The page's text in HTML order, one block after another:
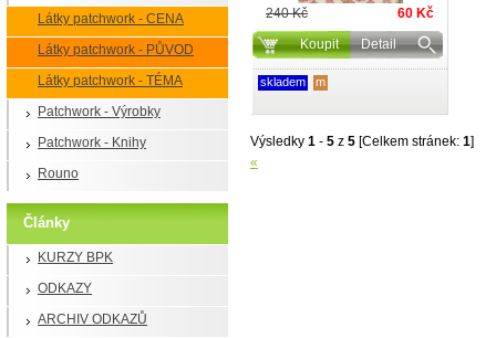
Látky patchwork - CENA
Látky patchwork - PŮVOD
Látky patchwork - TÉMA
Patchwork - Výrobky
Patchwork - Knihy
Rouno
Články
KURZY BPK
ODKAZY
ARCHIV ODKAZŮ
240 Kč
60 Kč
Koupit
Detail
skladem m
Výsledky 1 - 5 z 5 [Celkem stránek: 1]
«